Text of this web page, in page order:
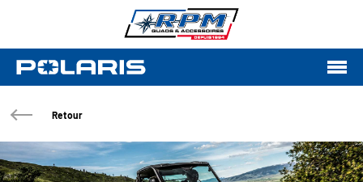
Retour